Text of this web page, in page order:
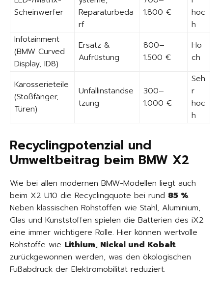
Scheinwerfer
Reparaturbeda
rf
1.800 €
hoc
h
Infotainment
(BMW Curved
Display, ID8)
Ersatz &
Aufrüstung
800–
1.500 €
Ho
ch
Karosserieteile
(Stoßfänger,
Türen)
Unfallinstandse
tzung
300–
1.000 €
Seh
r
hoc
h
Recyclingpotenzial und
Umweltbeitrag beim BMW X2
Wie bei allen modernen BMW-Modellen liegt auch
beim X2 U10 die Recyclingquote bei rund 85 %.
Neben klassischen Rohstoffen wie Stahl, Aluminium,
Glas und Kunststoffen spielen die Batterien des iX2
eine immer wichtigere Rolle. Hier können wertvolle
Rohstoffe wie Lithium, Nickel und Kobalt
zurückgewonnen werden, was den ökologischen
Fußabdruck der Elektromobilität reduziert.